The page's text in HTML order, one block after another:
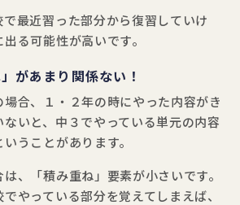
最近習った部分から復習していけ
る可能性が高いです。
があまり関係ない！
場合、１・２年の時にやった内容がき
いと、中３でやっている単元の内容
うことがあります。
、「積み重ね」要素が小さいです。
やっている部分を覚えてしまえば、